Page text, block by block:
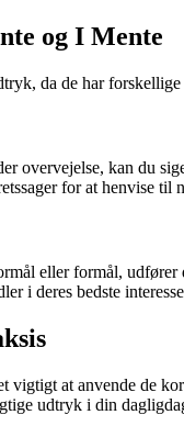
og I Mente
da de har
overvejelse, kan du
for at henvise
eller formål, udfører
i deres bedste
vigtigt at anvende de
udtryk i din